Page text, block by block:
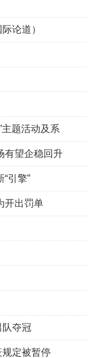
论道）
主题活动及系
有望企稳回升
引擎”
开出罚单
队夺冠
定被暂停